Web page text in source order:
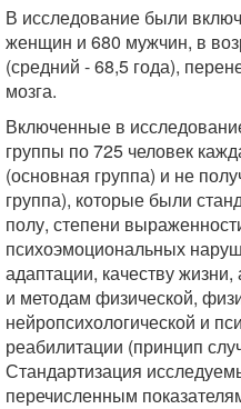
В исследование были
женщин и 680 мужчин, в
(средний - 68,5 года),
мозга.
Включенные в
группы по 725 человек
(основная группа) и не
группа), которые были
полу, степени
психоэмоциональных
адаптации, качеству
и методам физической,
нейропсихологической и
реабилитации (принцип
Стандартизация
перечисленным